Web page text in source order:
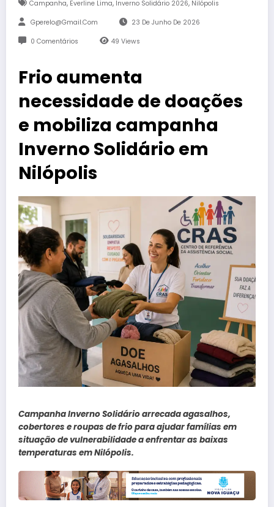
Campanha, Everline Lima, Inverno Solidário 2026, Nilópolis
Gperelo@gmail.com 23 De Junho De 2026
0 Comentários 49 Views
Frio aumenta
necessidade de doações
e mobiliza campanha
Inverno Solidário em
Nilópolis
Campanha Inverno Solidário arrecada agasalhos,
cobertores e roupas de frio para ajudar famílias em
situação de vulnerabilidade a enfrentar as baixas
temperaturas em Nilópolis.